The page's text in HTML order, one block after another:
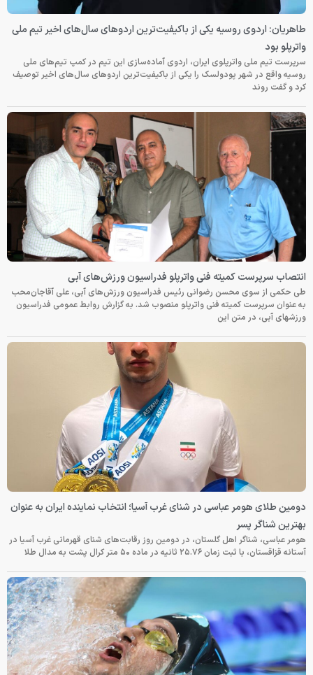
طاهریان: اردوی روسیه یکی از باکیفیت‌ترین اردوهای سال‌های اخیر تیم ملی
واترپلو بود
سرپرست تیم ملی واترپلوی ایران، اردوی آماده‌سازی این تیم در کمپ تیم‌های ملی
روسیه واقع در شهر پودولسک را یکی از باکیفیت‌ترین اردوهای سال‌های اخیر توصیف
کرد و گفت روند
انتصاب سرپرست کمیته فنی واترپلو فدراسیون ورزش‌های آبی
طی حکمی از سوی محسن رضوانی رئیس فدراسیون ورزش‌های آبی، علی آقاجان‌محب
به عنوان سرپرست کمیته فنی واترپلو منصوب شد. به گزارش روابط عمومی فدراسیون
ورزشهای آبی، در متن این
دومین طلای هومر عباسی در شنای غرب آسیا؛ انتخاب نماینده ایران به عنوان
بهترین شناگر پسر
هومر عباسی، شناگر اهل گلستان، در دومین روز رقابت‌های شنای قهرمانی غرب آسیا در
آستانه قزاقستان، با ثبت زمان ۲۵.۷۶ ثانیه در ماده ۵۰ متر کرال پشت به مدال طلا